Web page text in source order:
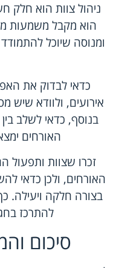
ניהול צוות הוא חלק
הוא מקבל משמעות
ומנוסה שיוכל
כדאי לבדוק את
אירועים, ולוודא שיש
בנוסף, כדאי לשלב
האורחים
זכרו שצוות ותפעול
האורחים, ולכן כדאי
בצורה חלקה ויעילה.
להתרכז
סיכום